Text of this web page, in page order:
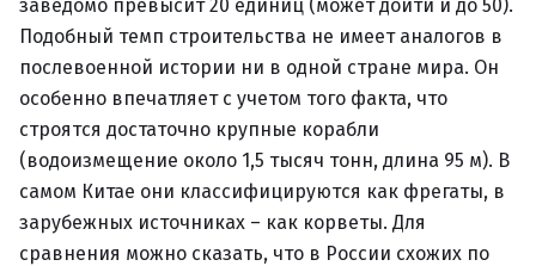
заведомо превысит 20 единиц (может дойти и до 50).
Подобный темп строительства не имеет аналогов в
послевоенной истории ни в одной стране мира. Он
особенно впечатляет с учетом того факта, что
строятся достаточно крупные корабли
(водоизмещение около 1,5 тысяч тонн, длина 95 м). В
самом Китае они классифицируются как фрегаты, в
зарубежных источниках – как корветы. Для
сравнения можно сказать, что в России схожих по